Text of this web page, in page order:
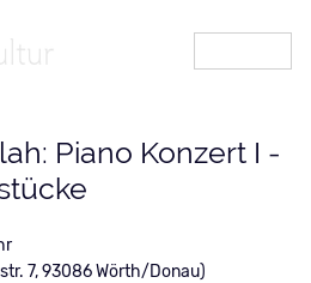
Piano Konzert I -
7, 93086 Wörth/Donau)